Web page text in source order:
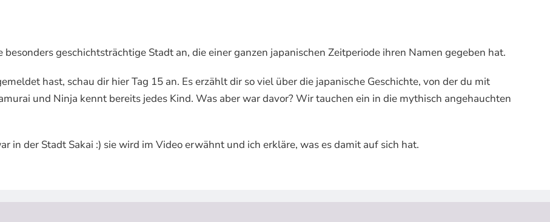
geschichtsträchtige Stadt an, die einer ganzen japanischen Zeitperiode ihren Namen gegeben hat.
hast, schau dir hier Tag 15 an. Es erzählt dir so viel über die japanische Geschichte, von der du mit
und Ninja kennt bereits jedes Kind. Was aber war davor? Wir tauchen ein in die mythisch angehauchten
in der Stadt Sakai :) sie wird im Video erwähnt und ich erkläre, was es damit auf sich hat.